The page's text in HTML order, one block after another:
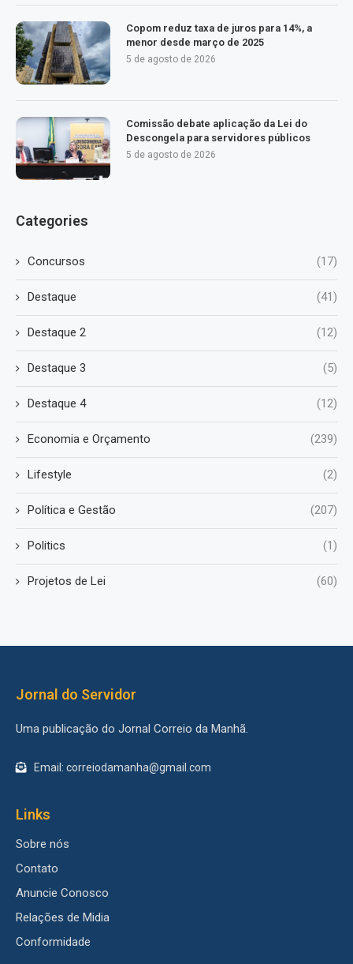
Copom reduz taxa de juros para 14%, a
menor desde março de 2025
5 de agosto de 2026
Comissão debate aplicação da Lei do
Descongela para servidores públicos
5 de agosto de 2026
Categories
Concursos (17)
Destaque (41)
Destaque 2 (12)
Destaque 3 (5)
Destaque 4 (12)
Economia e Orçamento (239)
Lifestyle (2)
Política e Gestão (207)
Politics (1)
Projetos de Lei (60)
Jornal do Servidor
Uma publicação do Jornal Correio da Manhã.
Email: correiodamanha@gmail.com
Links
Sobre nós
Contato
Anuncie Conosco
Relações de Midia
Conformidade